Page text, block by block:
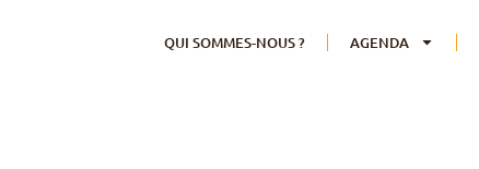
QUI SOMMES-NOUS ? AGENDA